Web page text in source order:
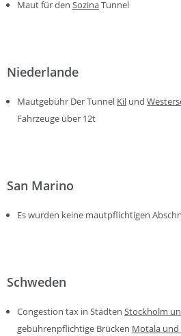
Maut für den SozinaTunnel
Niederlande
Mautgebühr Der Tunnel Kil und
Fahrzeuge über 12t
San Marino
Es wurden keine mautpflichtigen
Schweden
Congestion tax in Städten Stockholm
gebührenpflichtige Brücken Motala und